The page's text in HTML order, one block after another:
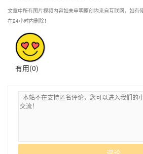
文章中所有图片视频内容如未申明原创均来自互联网，如有
在24小时内删除！
有用(0)